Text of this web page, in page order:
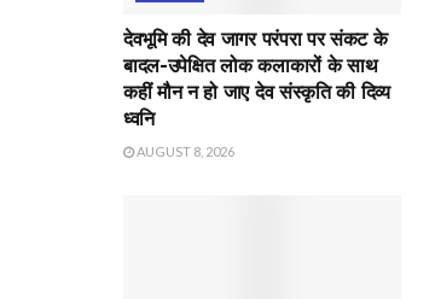
देवभूमि की देव जागर परंपरा पर संकट के
बादल-उपेक्षित लोक कलाकारों के साथ
कहीं मौन न हो जाए देव संस्कृति की दिव्य
ध्वनि
AUGUST 8, 2026